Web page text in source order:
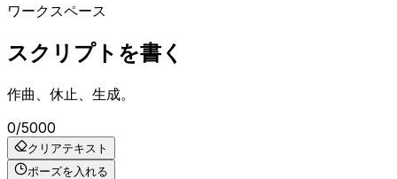
ワークスペース
スクリプトを書く
作曲、休止、生成。
0/5000
クリアテキスト
ポーズを入れる